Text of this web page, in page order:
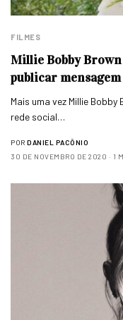
FILMES
Millie Bobby
publicar
Mais uma vez Millie
rede social…
POR DANIEL PACÔNIO
30 DE NOVEMBRO DE 2020
1